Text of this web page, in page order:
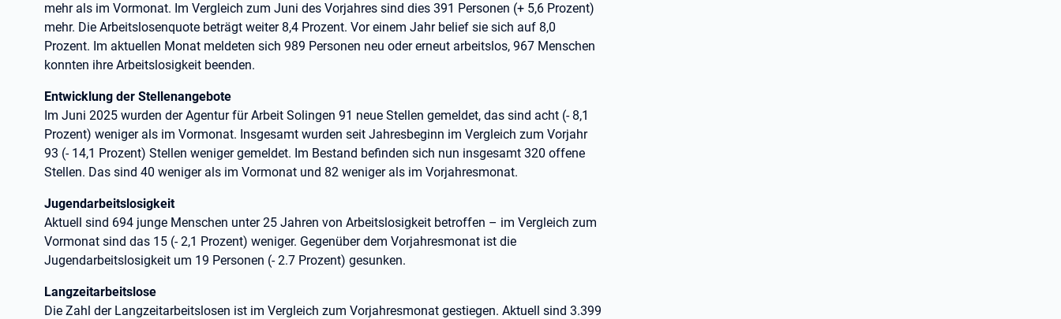
mehr als im Vormonat. Im Vergleich zum Juni des Vorjahres sind dies 391 Personen (+ 5,6 Prozent)
mehr. Die Arbeitslosenquote beträgt weiter 8,4 Prozent. Vor einem Jahr belief sie sich auf 8,0
Prozent. Im aktuellen Monat meldeten sich 989 Personen neu oder erneut arbeitslos, 967 Menschen
konnten ihre Arbeitslosigkeit beenden.
Entwicklung der Stellenangebote
Im Juni 2025 wurden der Agentur für Arbeit Solingen 91 neue Stellen gemeldet, das sind acht (- 8,1
Prozent) weniger als im Vormonat. Insgesamt wurden seit Jahresbeginn im Vergleich zum Vorjahr
93 (- 14,1 Prozent) Stellen weniger gemeldet. Im Bestand befinden sich nun insgesamt 320 offene
Stellen. Das sind 40 weniger als im Vormonat und 82 weniger als im Vorjahresmonat.
Jugendarbeitslosigkeit
Aktuell sind 694 junge Menschen unter 25 Jahren von Arbeitslosigkeit betroffen – im Vergleich zum
Vormonat sind das 15 (- 2,1 Prozent) weniger. Gegenüber dem Vorjahresmonat ist die
Jugendarbeitslosigkeit um 19 Personen (- 2.7 Prozent) gesunken.
Langzeitarbeitslose
Die Zahl der Langzeitarbeitslosen ist im Vergleich zum Vorjahresmonat gestiegen. Aktuell sind 3.399